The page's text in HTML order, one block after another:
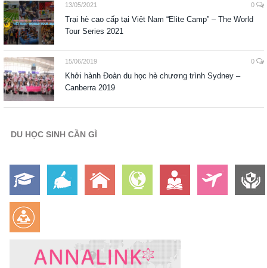
13/05/2021 0
Trại hè cao cấp tại Việt Nam “Elite Camp” – The World
Tour Series 2021
15/06/2019 0
Khởi hành Đoàn du học hè chương trình Sydney –
Canberra 2019
DU HỌC SINH CẦN GÌ